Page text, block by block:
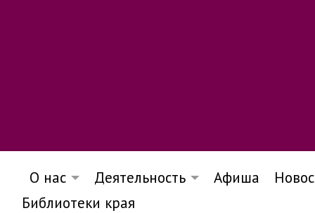
О нас Деятельность Афиша
Библиотеки края